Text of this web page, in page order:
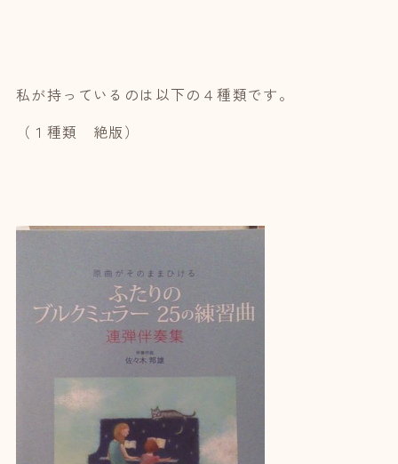
私が持っているのは以下の４種類です。
（１種類 絶版）